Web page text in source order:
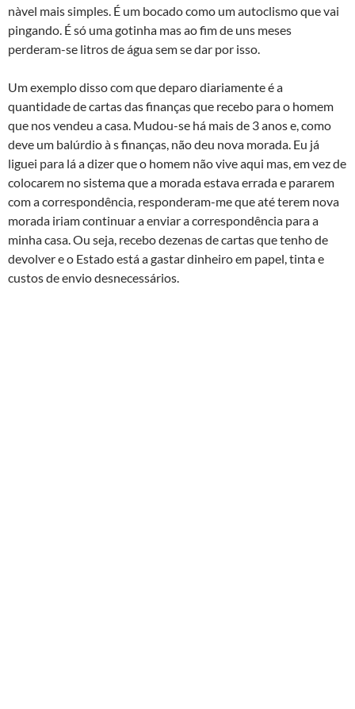
nà­vel mais simples. É um bocado como um autoclismo que vai
pingando. É só uma gotinha mas ao fim de uns meses
perderam-se litros de água sem se dar por isso.
Um exemplo disso com que deparo diariamente é a
quantidade de cartas das finanças que recebo para o homem
que nos vendeu a casa. Mudou-se há mais de 3 anos e, como
deve um balúrdio à s finanças, não deu nova morada. Eu já
liguei para lá a dizer que o homem não vive aqui mas, em vez de
colocarem no sistema que a morada estava errada e pararem
com a correspondência, responderam-me que até terem nova
morada iriam continuar a enviar a correspondência para a
minha casa. Ou seja, recebo dezenas de cartas que tenho de
devolver e o Estado está a gastar dinheiro em papel, tinta e
custos de envio desnecessários.